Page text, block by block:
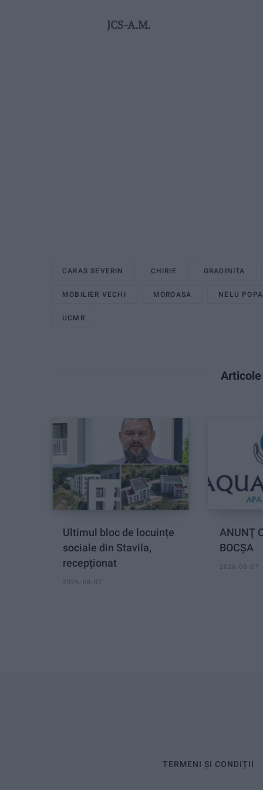
JCS-A.M.
CARAS SEVERIN CHIRIE GRADINITA
MOBILIER VECHI MOROASA NELU POPA
UCMR
Ultimul bloc de locuințe
sociale din Stavila,
recepționat
2026-08-07
ANUNŢ
BOCȘA
2026-08-07
TERMENI ȘI CONDIȚII